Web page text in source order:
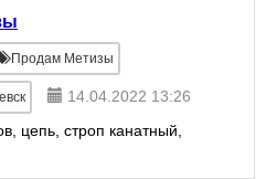
Продам Метизы
14.04.2022 13:26
цепь, строп канатный,